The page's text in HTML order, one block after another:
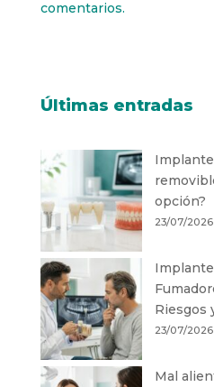
comentarios.
Últimas entradas
opción?
23/07/2026
Riesgos
23/07/2026
Mal